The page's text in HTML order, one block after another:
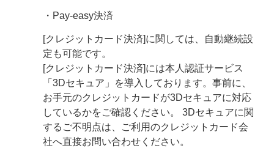
・Pay-easy決済
[クレジットカード決済]に関しては、自動継続設
定も可能です。
[クレジットカード決済]には本人認証サービス
「3Dセキュア」を導入しております。事前に、
お手元のクレジットカードが3Dセキュアに対応
しているかをご確認ください。 3Dセキュアに関
するご不明点は、ご利用のクレジットカード会
社へ直接お問い合わせください。